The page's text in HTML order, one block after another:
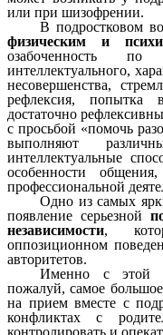
или при шизофрении.
В подростковом
физическим и
озабоченность по
интеллектуального,
несовершенства,
рефлексия, попытка
достаточно
с просьбой «помочь
выполняют
интеллектуальные
особенности
профессиональной
Одно из самых
появление серьезной
независимости,
оппозиционном
авторитетов.
Именно с этой
пожалуй, самое
на прием вместе с
конфликтах с